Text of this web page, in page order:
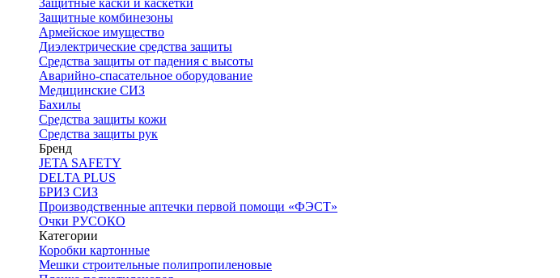
Защитные каски и каскетки
Защитные комбинезоны
Армейское имущество
Диэлектрические средства защиты
Средства защиты от падения с высоты
Аварийно-спасательное оборудование
Медицинские СИЗ
Бахилы
Средства защиты кожи
Средства защиты рук
Бренд
JETA SAFETY
DELTA PLUS
БРИЗ СИЗ
Производственные аптечки первой помощи «ФЭСТ»
Очки РУСОКО
Категории
Коробки картонные
Мешки строительные полипропиленовые